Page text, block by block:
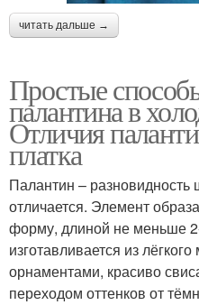
читать дальше →
Простые
палантина в
Отличия
платка
Палантин –
отличается. Элемент
форму, длиной не меньше
изготавливается из
орнаментами, красиво
переходом оттенков от